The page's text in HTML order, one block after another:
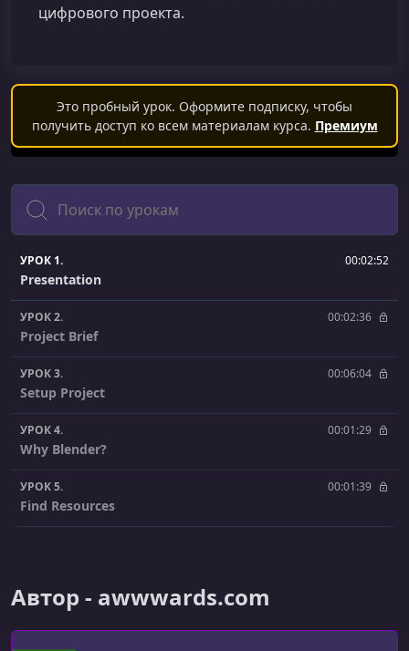
цифрового проекта.
Это пробный урок. Оформите подписку, чтобы
получить доступ ко всем материалам курса. Премиум
Поиск
УРОК 1. 00:02:52
Presentation
УРОК 2. 00:02:36
Project Brief
УРОК 3. 00:06:04
Setup Project
УРОК 4. 00:01:29
Why Blender?
УРОК 5. 00:01:39
Find Resources
УРОК 7.
Автор - awwwards.com